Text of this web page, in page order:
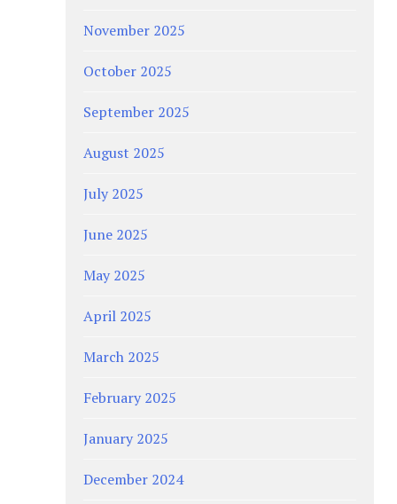
November 2025
October 2025
September 2025
August 2025
July 2025
June 2025
May 2025
April 2025
March 2025
February 2025
January 2025
December 2024